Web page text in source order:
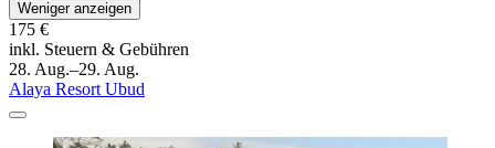
Weniger anzeigen
175 €
inkl. Steuern & Gebühren
28. Aug.–29. Aug.
Alaya Resort Ubud